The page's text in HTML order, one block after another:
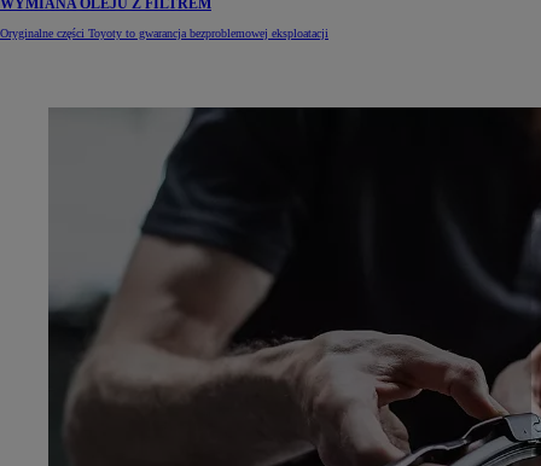
WYMIANA OLEJU Z FILTREM
Oryginalne części Toyoty to gwarancja bezproblemowej eksploatacji